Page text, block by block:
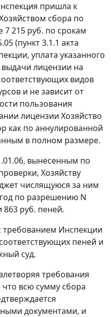
пришла к
сбора по
7 215 руб. по срокам
(пункт 3.1.1 акта
уплата указанного
лицензии на
видов
и не зависит от
пользования
лицензии Хозяйство
как по аннулированной
в полном размере.
вынесенным по
Хозяйству
числящуюся за ним
по разрешению N
863 руб. пеней.
требованием Инспекции
пеней и
суд.
требования
что всю сумму сбора
документами, и